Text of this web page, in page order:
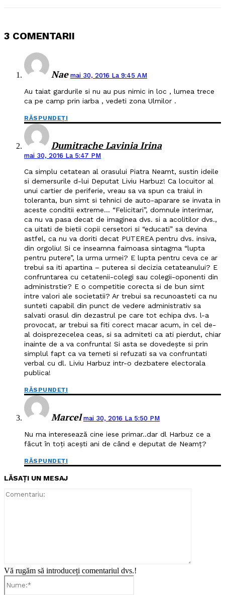
3 COMENTARII
Nae mai 30, 2016 La 9:45 AM
Au taiat gardurile si nu au pus nimic in loc , lumea trece
ca pe camp prin iarba , vedeti zona Ulmilor .
RĂSPUNDEȚI
Dumitrache Lavinia Irina
mai 30, 2016 La 5:47 PM
Ca simplu cetatean al orasului Piatra Neamt, sustin ideile
si demersurile d-lui Deputat Liviu Harbuz! Ca locuitor al
unui cartier de periferie, vreau sa va spun ca traiul in
toleranta, bun simt si tehnici de auto-aparare se invata in
aceste conditii extreme… “Felicitari”, domnule interimar,
ca nu va pasa decat de imaginea dvs. si a acolitilor dvs.,
ca uitati de bietii copii cersetori si “educati” sa devina
astfel, ca nu va doriti decat PUTEREA pentru dvs. insiva,
din orgoliu! Si ce inseamna faimoasa sintagma “lupta
pentru putere”, la urma urmei? E lupta pentru ceva ce ar
trebui sa iti apartina – puterea si decizia cetateanului? E
confruntarea cu cetatenii-colegi sau colegii-oponenti din
administrstie? E o competitie corecta si de bun simt
intre valori ale societatii? Ar trebui sa recunoasteti ca nu
sunteti capabil din punct de vedere administrativ sa
salvati orasul din dezastrul pe care tot echipa dvs. l-a
provocat, ar trebui sa fiti corect macar acum, in cel de-
al doisprezecelea ceas, si sa admiteti ca ati pierdut, chiar
inainte de a va confrunta! Si asta se dovedește si prin
simplul fapt ca va temeti si refuzati sa va confruntati
verbal cu dl. Liviu Harbuz intr-o dezbatere electorala
publica!
RĂSPUNDEȚI
Marcel mai 30, 2016 La 5:50 PM
Nu ma interesează cine iese primar..dar dl Harbuz ce a
făcut în toți acești ani de când e deputat de Neamț?
RĂSPUNDEȚI
LĂSAȚI UN MESAJ
Vă rugăm să introduceți comentariul dvs.!